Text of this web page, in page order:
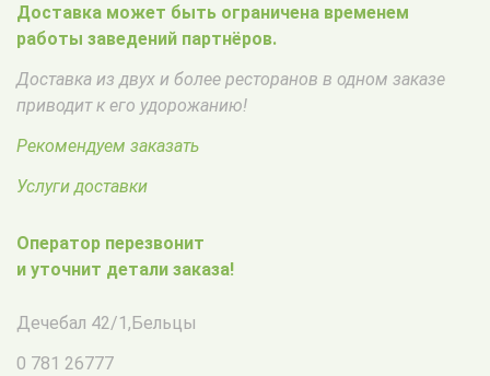
Доставка может быть ограничена временем
работы заведений партнёров.
Доставка из двух и более ресторанов в одном заказе
приводит к его удорожанию!
Рекомендуем заказать
Услуги доставки
Оператор перезвонит
и уточнит детали заказа!
Дечебал 42/1,Бельцы
0 781 26777